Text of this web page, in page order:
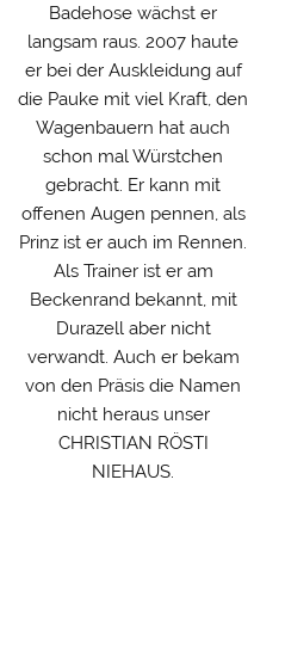
Badehose wächst er
langsam raus. 2007 haute
er bei der Auskleidung auf
die Pauke mit viel Kraft, den
Wagenbauern hat auch
schon mal Würstchen
gebracht. Er kann mit
offenen Augen pennen, als
Prinz ist er auch im Rennen.
Als Trainer ist er am
Beckenrand bekannt, mit
Durazell aber nicht
verwandt. Auch er bekam
von den Präsis die Namen
nicht heraus unser
CHRISTIAN RÖSTI
NIEHAUS.